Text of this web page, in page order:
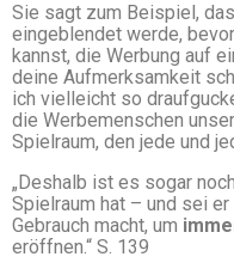
Sie sagt zum Beispiel,
eingeblendet werde,
kannst, die Werbung auf
deine Aufmerksamkeit
ich vielleicht so
die Werbemenschen
Spielraum, den jede und
„Deshalb ist es sogar
Spielraum hat – und sei
Gebrauch macht, um
eröffnen.“ S. 139